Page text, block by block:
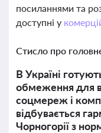
посиланнями та
доступні у
Стисло про
В Україні
обмеження для
соцмереж і
відбувається
Чорногорії з